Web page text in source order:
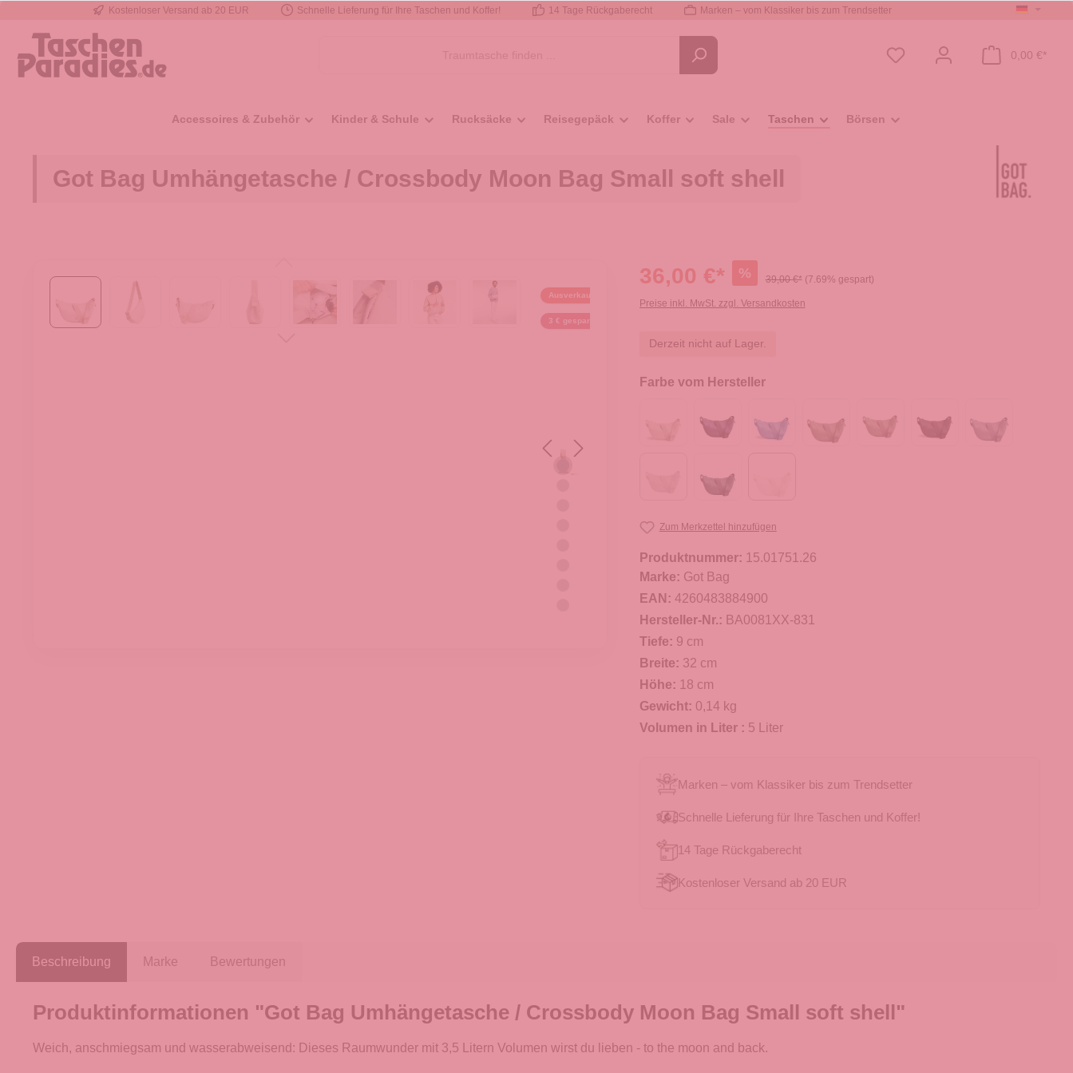
Zur Hauptnavigation springen
Kostenloser Versand ab 20 EUR Schnelle Lieferung für Ihre Taschen und Koffer! 14 Tage Rückgaberecht Marken – vom Klassiker bis zum Trendsetter
0,00 €*
Accessoires & Zubehör Kinder & Schule Rucksäcke Reisegepäck Koffer Sale Taschen Börsen
Got Bag Umhängetasche / Crossbody Moon Bag Small soft shell
Ausverkauft
3 € gespart
36,00 €* % 39,00 €* (7.69% gespart)
Preise inkl. MwSt. zzgl. Versandkosten
Derzeit nicht auf Lager.
Farbe vom Hersteller
Zum Merkzettel hinzufügen
Produktnummer: 15.01751.26
Marke: Got Bag
EAN: 4260483884900
Hersteller-Nr.: BA0081XX-831
Tiefe: 9 cm
Breite: 32 cm
Höhe: 18 cm
Gewicht: 0,14 kg
Volumen in Liter : 5 Liter
Marken – vom Klassiker bis zum Trendsetter
Schnelle Lieferung für Ihre Taschen und Koffer!
14 Tage Rückgaberecht
Kostenloser Versand ab 20 EUR
Beschreibung Marke Bewertungen
Produktinformationen "Got Bag Umhängetasche / Crossbody Moon Bag Small soft shell"
Weich, anschmiegsam und wasserabweisend: Dieses Raumwunder mit 3,5 Litern Volumen wirst du lieben - to the moon and back.